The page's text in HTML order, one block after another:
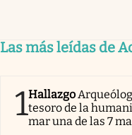
Las más leídas de
1Hallazgo
tesoro de la
mar una de las 7